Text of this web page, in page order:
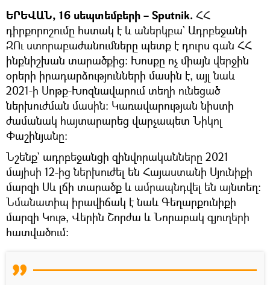
ԵՐԵՎԱՆ, 16 սեպտեմբերի – Sputnik. ՀՀ
դիրքորոշումը հստակ է և աներկբա` Ադրբեջանի
ԶՈւ ստորաբաժանումները պետք է դուրս գան ՀՀ
ինքնիշխան տարածքից։ Խոսքը ոչ միայն վերջին
օրերի իրադարձությունների մասին է, այլ նաև
2021-ի Սոթք-Խոզնավարում տեղի ունեցած
ներխուժման մասին։ Կառավարության նիստի
ժամանակ հայտարարեց վարչապետ Նիկոլ
Փաշինյանը։
Նշենք` ադրբեջանցի զինվորականները 2021
մայիսի 12-ից ներխուժել են Հայաստանի Սյունիքի
մարզի Սև լճի տարածք և ամրապնդվել են այնտեղ։
Նմանատիպ իրավիճակ է նաև Գեղարքունիքի
մարզի Կութ, Վերին Շորժա և Նորաբակ գյուղերի
հատվածում։